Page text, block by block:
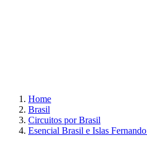
Home
Brasil
Circuitos por Brasil
Esencial Brasil e Islas